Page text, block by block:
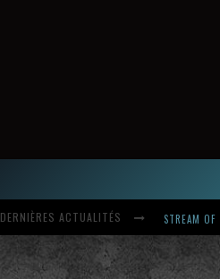
DERNIÈRES ACTUALITÉS